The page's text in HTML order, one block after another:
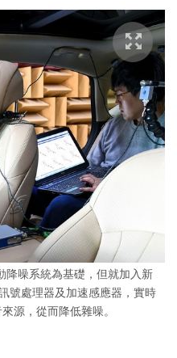
降噪系統為基礎，但就加入新
號處理器及加速感應器，實時
源，從而降低雜噪。